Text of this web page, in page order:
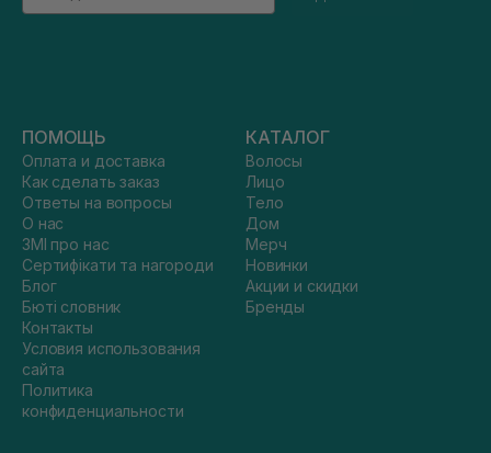
ПОМОЩЬ
Оплата и доставка
Как сделать заказ
Ответы на вопросы
О нас
ЗМІ про нас
Сертифікати та нагороди
Блог
Бюті словник
Контакты
Условия использования
сайта
Политика
конфиденциальности
КАТАЛОГ
Волосы
Лицо
Тело
Дом
Мерч
Новинки
Акции и скидки
Бренды